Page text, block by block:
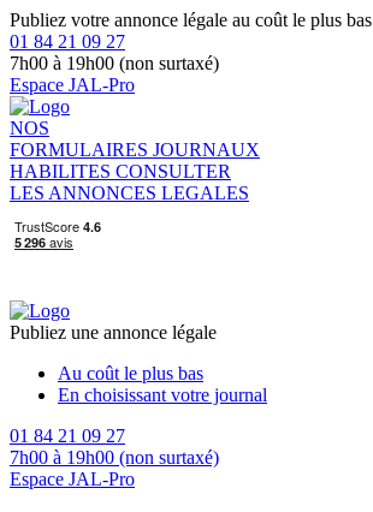
Publiez votre annonce légale au coût le plus bas
01 84 21 09 27
7h00 à 19h00 (non surtaxé)
Espace JAL-Pro
NOS
FORMULAIRES JOURNAUX
HABILITES CONSULTER
LES ANNONCES LEGALES
Publiez une annonce légale
Au coût le plus bas
En choisissant votre journal
01 84 21 09 27
7h00 à 19h00 (non surtaxé)
Espace JAL-Pro